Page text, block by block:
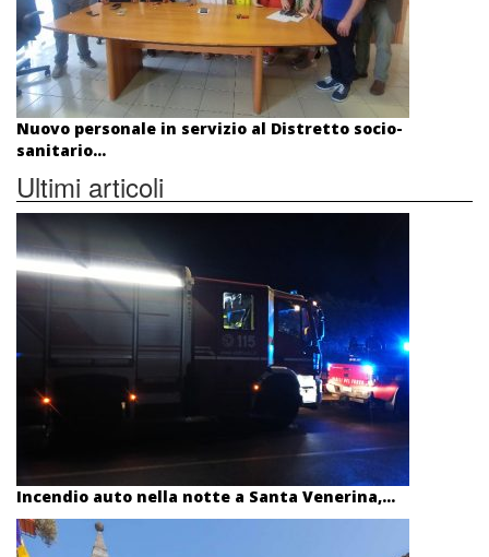
Nuovo personale in servizio al Distretto socio-
sanitario...
Ultimi articoli
Incendio auto nella notte a Santa Venerina,...